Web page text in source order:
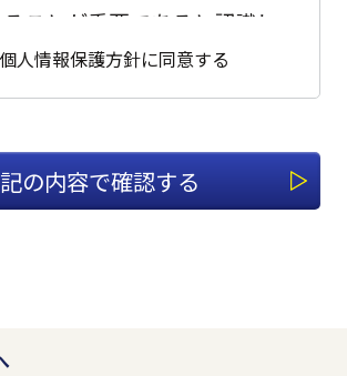
ことが重要であると認識し、
に会社として取り組んでおりま
個人情報の収集、利用、
託を行います。
事業者としての信頼を失いま
個人情報保護方針に同意する